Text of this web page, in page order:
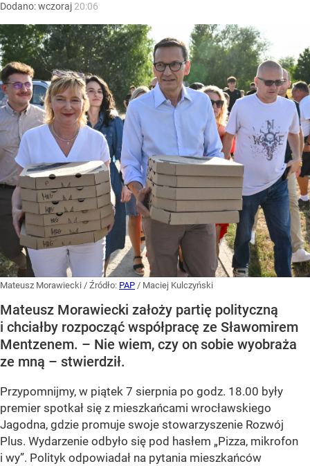
Dodano:wczoraj 20:06
Mateusz Morawiecki / Źródło: PAP / Maciej Kulczyński
Mateusz Morawiecki założy partię polityczną
i chciałby rozpocząć współpracę ze Sławomirem
Mentzenem. – Nie wiem, czy on sobie wyobraża
ze mną – stwierdził.
Przypomnijmy, w piątek 7 sierpnia po godz. 18.00 były
premier spotkał się z mieszkańcami wrocławskiego
Jagodna, gdzie promuje swoje stowarzyszenie Rozwój
Plus. Wydarzenie odbyło się pod hasłem „Pizza, mikrofon
i wy”. Polityk odpowiadał na pytania mieszkańców